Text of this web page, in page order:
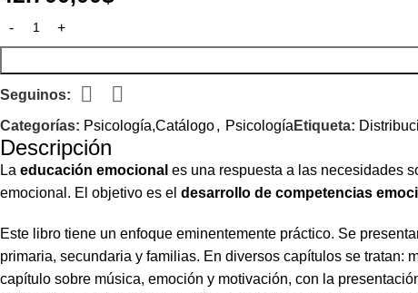
Seguinos:
Categorías: Psicología,Catálogo, Psicología Etiqueta:
Descripción
La educación emocional es una respuesta a las necesidades
emocional. El objetivo es el desarrollo de competencias
Este libro tiene un enfoque eminentemente práctico. Se
primaria, secundaria y familias. En diversos capítulos se tratan:
capítulo sobre música, emoción y motivación, con la